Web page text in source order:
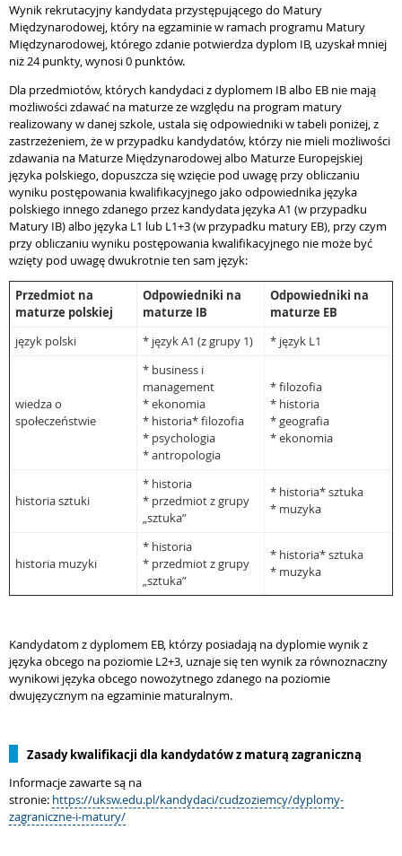
Wynik rekrutacyjny kandydata przystępującego do Matury
Międzynarodowej, który na egzaminie w ramach programu Matury
Międzynarodowej, którego zdanie potwierdza dyplom IB, uzyskał mniej
niż 24 punkty, wynosi 0 punktów.
Dla przedmiotów, których kandydaci z dyplomem IB albo EB nie mają
możliwości zdawać na maturze ze względu na program matury
realizowany w danej szkole, ustala się odpowiedniki w tabeli poniżej, z
zastrzeżeniem, że w przypadku kandydatów, którzy nie mieli możliwości
zdawania na Maturze Międzynarodowej albo Maturze Europejskiej
języka polskiego, dopuszcza się wzięcie pod uwagę przy obliczaniu
wyniku postępowania kwalifikacyjnego jako odpowiednika języka
polskiego innego zdanego przez kandydata języka A1 (w przypadku
Matury IB) albo języka L1 lub L1+3 (w przypadku matury EB), przy czym
przy obliczaniu wyniku postępowania kwalifikacyjnego nie może być
wzięty pod uwagę dwukrotnie ten sam język:
Przedmiot na
maturze polskiej
Odpowiedniki na
maturze IB
Odpowiedniki na
maturze EB
język polski
* język A1 (z grupy 1) * język L1
wiedza o
społeczeństwie
* business i
management
* ekonomia
* historia* filozofia
* psychologia
* antropologia
* filozofia
* historia
* geografia
* ekonomia
historia sztuki
* historia
* przedmiot z grupy
„sztuka”
* historia* sztuka
* muzyka
historia muzyki
* historia
* przedmiot z grupy
„sztuka”
* historia* sztuka
* muzyka
Kandydatom z dyplomem EB, którzy posiadają na dyplomie wynik z
języka obcego na poziomie L2+3, uznaje się ten wynik za równoznaczny
wynikowi języka obcego nowożytnego zdanego na poziomie
dwujęzycznym na egzaminie maturalnym.
Zasady kwalifikacji dla kandydatów z maturą zagraniczną
Informacje zawarte są na
stronie: https://uksw.edu.pl/kandydaci/cudzoziemcy/dyplomy-
zagraniczne-i-matury/